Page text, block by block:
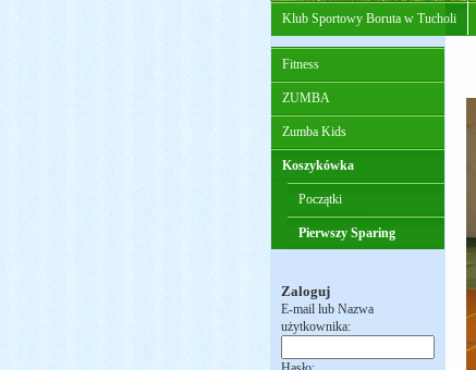
Klub Sportowy Boruta w Tucholi
Fitness
ZUMBA
Zumba Kids
Koszykówka
Początki
Pierwszy Sparing
Zaloguj
E-mail lub Nazwa
użytkownika: